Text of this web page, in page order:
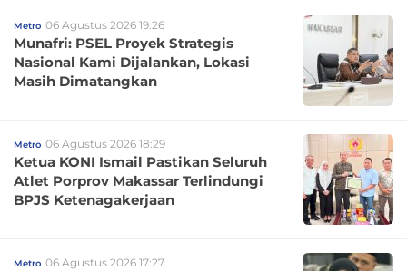
Metro 06 Agustus 2026 19:26
Munafri: PSEL Proyek Strategis
Nasional Kami Dijalankan, Lokasi
Masih Dimatangkan
Metro 06 Agustus 2026 18:29
Ketua KONI Ismail Pastikan Seluruh
Atlet Porprov Makassar Terlindungi
BPJS Ketenagakerjaan
Metro 06 Agustus 2026 17:27